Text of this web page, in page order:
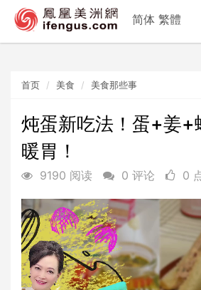
首页 美食 美食那些事
炖蛋新吃法！蛋+姜+
暖胃！
9190 阅读 0 评论 0
简体 繁體